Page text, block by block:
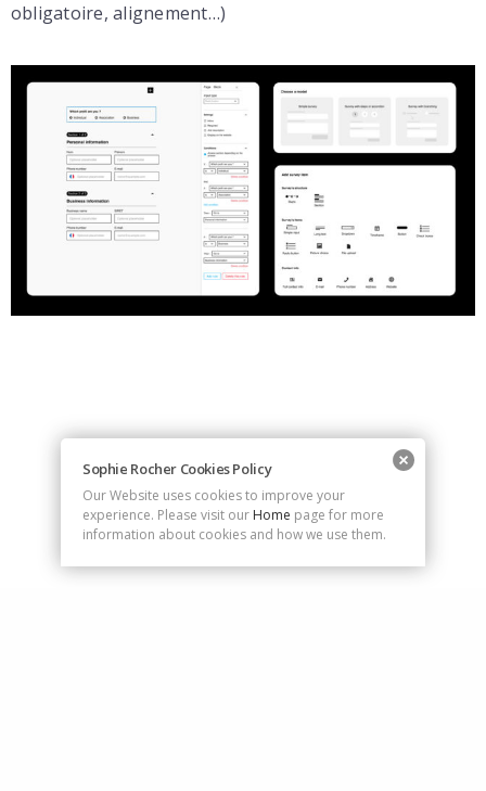
obligatoire, alignement…)
Sophie Rocher Cookies Policy
Our Website uses cookies to improve your
experience. Please visit our Home page for more
information about cookies and how we use them.